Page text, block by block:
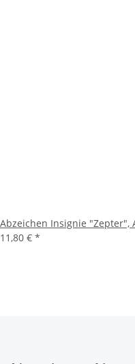
Abzeichen Insignie "Zepter",
11,80 € *